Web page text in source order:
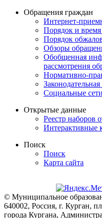
Обращения граждан
Интернет-
Порядок и
Порядок
Обзоры
Обобщенная
рассмотрения
Нормативно-
Законодательная
Социальные сети
Открытые данные
Реестр наборов
Интерактивные
Поиск
Поиск
Карта сайта
© Муниципальное
640002, Россия, г. Курган,
города Кургана,